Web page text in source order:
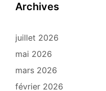
Archives
juillet 2026
mai 2026
mars 2026
février 2026